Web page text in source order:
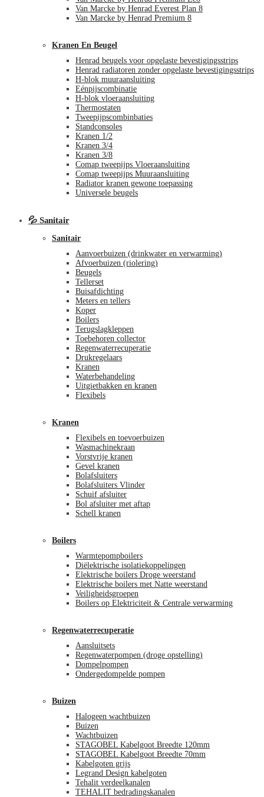
Van Marcke by Henrad Everest Plan 8
Van Marcke by Henrad Premium 8
Kranen En Beugel
Henrad beugels voor opgelaste bevestigingsstrips
Henrad radiatoren zonder opgelaste bevestigingsstrips
H-blok muuraansluiting
Eénpijscombinatie
H-blok vloeraansluiting
Thermostaten
Tweepijpscombinbaties
Standconsoles
Kranen 1/2
Kranen 3/4
Kranen 3/8
Comap tweepijps Vloeraansluiting
Comap tweepijps Muuraansluiting
Radiator kranen gewone toepassing
Universele beugels
💦 Sanitair
Sanitair
Aanvoerbuizen (drinkwater en verwarming)
Afvoerbuizen (riolering)
Beugels
Tellerset
Buisafdichting
Meters en tellers
Koper
Boilers
Terugslagkleppen
Toebehoren collector
Regenwaterrecuperatie
Drukregelaars
Kranen
Waterbehandeling
Uitgietbakken en kranen
Flexibels
Kranen
Flexibels en toevoerbuizen
Wasmachinekraan
Vorstvrije kranen
Gevel kranen
Bolafsluiters
Bolafsluiters Vlinder
Schuif afsluiter
Bol afsluiter met aftap
Schell kranen
Boilers
Warmtepompboilers
Diëlektrische isolatiekoppelingen
Elektrische boilers Droge weerstand
Elektrische boilers met Natte weerstand
Veiligheidsgroepen
Boilers op Elektriciteit & Centrale verwarming
Regenwaterrecuperatie
Aansluitsets
Regenwaterpompen (droge opstelling)
Dompelpompen
Ondergedompelde pompen
Buizen
Halogeen wachtbuizen
Buizen
Wachtbuizen
STAGOBEL Kabelgoot Breedte 120mm
STAGOBEL Kabelgoot Breedte 70mm
Kabelgoten grijs
Legrand Design kabelgoten
Tehalit verdeelkanalen
TEHALIT bedradingskanalen